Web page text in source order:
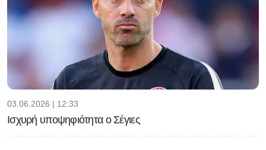
03.06.2026 | 12:33
Ισχυρή υποψηφιότητα ο Σέγιες